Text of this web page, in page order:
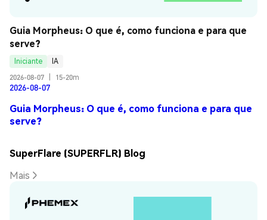
Guia Morpheus: O que é, como funciona e para que
serve?
Iniciante
IA
2026-08-07
15-20m
2026-08-07
Guia Morpheus: O que é, como funciona e para que
serve?
SuperFlare (SUPERFLR) Blog
Mais